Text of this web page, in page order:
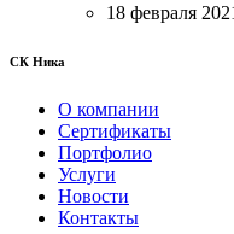
18 февраля
СК Ника
О компании
Сертификаты
Портфолио
Услуги
Новости
Контакты